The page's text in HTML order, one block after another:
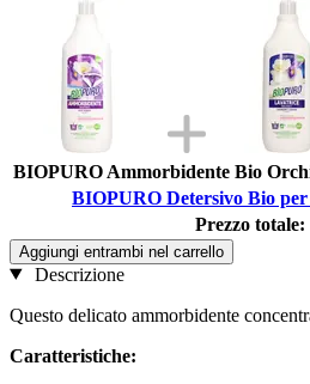
BIOPURO Ammorbidente Bio
BIOPURO Detersivo Bio
Prezzo totale:
Aggiungi entrambi nel carrello
Descrizione
Questo delicato ammorbidente
Caratteristiche: